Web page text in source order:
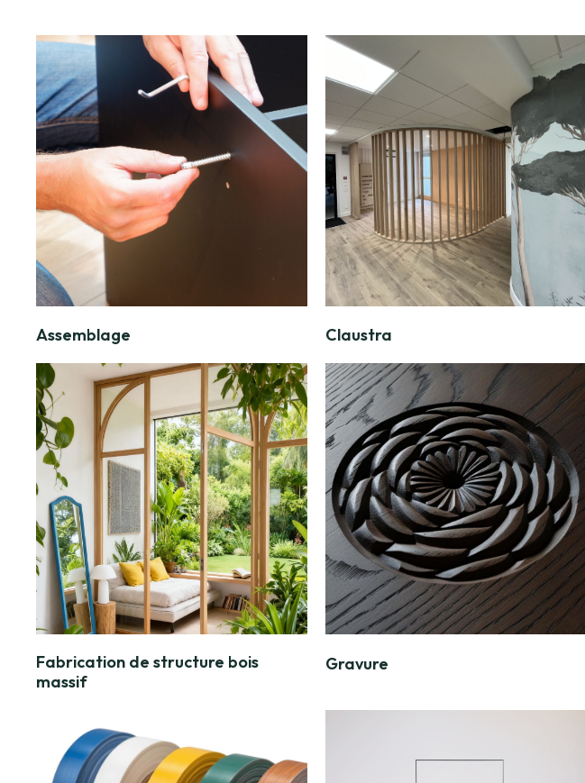
Assemblage Claustra
Fabrication de structure bois
massif
Gravure